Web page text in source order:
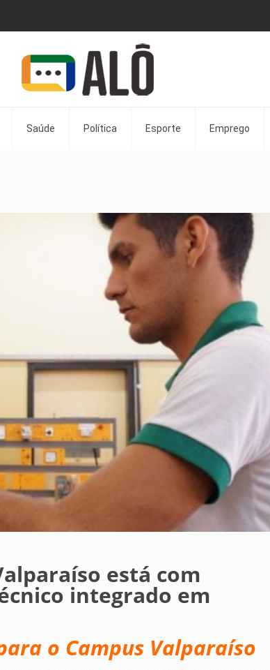
Saúde Política Esporte Emprego
está com
integrado em
o Campus Valparaíso